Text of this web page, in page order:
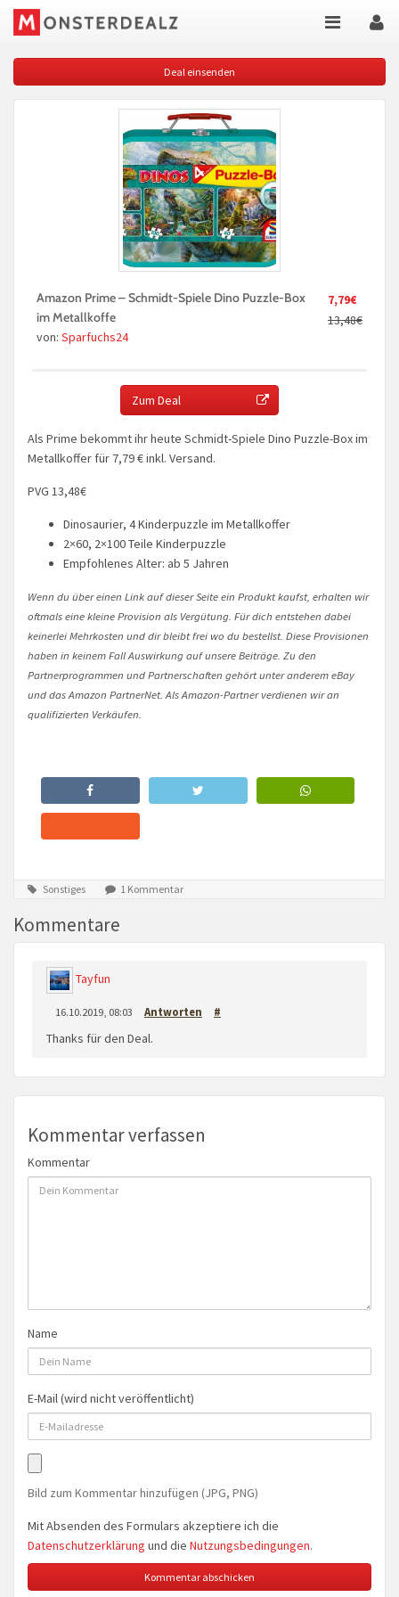
Deal einsenden
7,79€
13,48€
Amazon Prime – Schmidt-Spiele Dino Puzzle-Box
im Metallkoffe
von: Sparfuchs24
Zum Deal
Als Prime bekommt ihr heute Schmidt-Spiele Dino Puzzle-Box im
Metallkoffer für 7,79 € inkl. Versand.
PVG 13,48€
Dinosaurier, 4 Kinderpuzzle im Metallkoffer
2×60, 2×100 Teile Kinderpuzzle
Empfohlenes Alter: ab 5 Jahren
Wenn du über einen Link auf dieser Seite ein Produkt kaufst, erhalten wir
oftmals eine kleine Provision als Vergütung. Für dich entstehen dabei
keinerlei Mehrkosten und dir bleibt frei wo du bestellst. Diese Provisionen
haben in keinem Fall Auswirkung auf unsere Beiträge. Zu den
Partnerprogrammen und Partnerschaften gehört unter anderem eBay
und das Amazon PartnerNet. Als Amazon-Partner verdienen wir an
qualifizierten Verkäufen.
Sonstiges 1 Kommentar
Kommentare
Tayfun
16.10.2019, 08:03 Antworten #
Thanks für den Deal.
Kommentar verfassen
Kommentar
Name
E-Mail (wird nicht veröffentlicht)
Bild zum Kommentar hinzufügen (JPG, PNG)
Mit Absenden des Formulars akzeptiere ich die
Datenschutzerklärung und die Nutzungsbedingungen.